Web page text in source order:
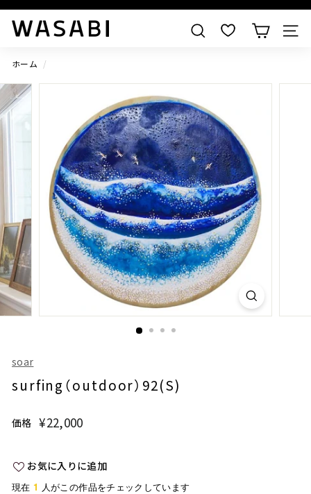
すべての作品を見る
W
S
A
B
検索
ホーム /
soar
surfing（outdoor）92(S)
価格
通
格
¥22,000
お気に入りに追加
現在 1 人がこの作品をチェックしています